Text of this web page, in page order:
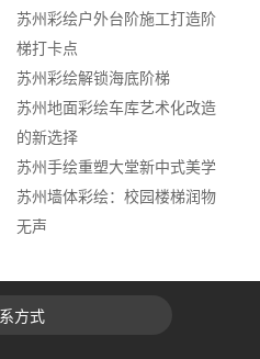
苏州彩绘户外台阶施工打造阶
梯打卡点
苏州彩绘解锁海底阶梯
苏州地面彩绘车库艺术化改造
的新选择
苏州手绘重塑大堂新中式美学
苏州墙体彩绘：校园楼梯润物
无声
方式